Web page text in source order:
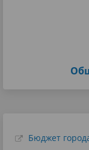
Бюджет